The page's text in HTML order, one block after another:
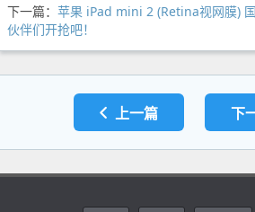
下一篇： 苹果 iPad mini 2 (Retina视网膜)
伙伴们开抢吧！
上一篇 下